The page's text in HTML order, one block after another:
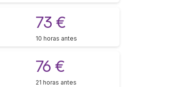
73 €
10 horas antes
76 €
21 horas antes